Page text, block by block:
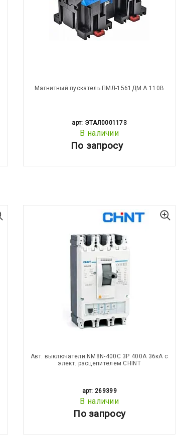
Магнитный пускатель ПМЛ-1561ДМ А 110В
арт: ЭТАЛ0001173
В наличии
По запросу
Авт. выключатели NM8N-400C 3Р 400А 36кА с
элект. расцепителем CHINT
арт: 269399
В наличии
По запросу